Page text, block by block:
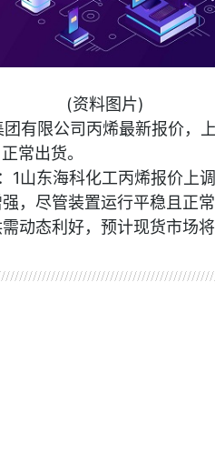
(资料图片)
有限公司丙烯最新报价，
常出货。
1山东海科化工丙烯报价上
，尽管装置运行平稳且正
动态利好，预计现货市场将